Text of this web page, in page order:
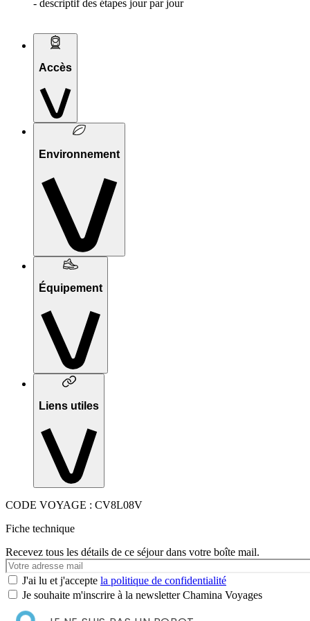
- descriptif des étapes jour par jour
Accès
Environnement
Équipement
Liens utiles
CODE VOYAGE : CV8L08V
Fiche technique
Recevez tous les détails de ce séjour dans votre boîte mail.
Votre
e-
mail
J'ai lu et j'accepte la politique de confidentialité
Je souhaite m'inscrire à la newsletter Chamina Voyages